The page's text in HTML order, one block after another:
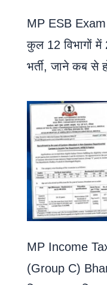
MP ESB
कुल 12 विभागों में
भर्ती, जाने कब से
MP Income
(Group C)